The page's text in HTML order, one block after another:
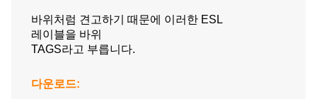
바위처럼 견고하기 때문에 이러한 ESL
레이블을 바위
TAGS라고 부릅니다.
다운로드: